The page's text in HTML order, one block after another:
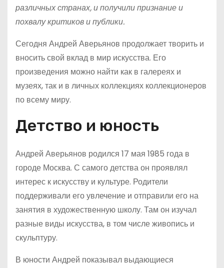
различных странах, и получили признание и
похвалу критиков и публики.
Сегодня Андрей Аверьянов продолжает творить и
вносить свой вклад в мир искусства. Его
произведения можно найти как в галереях и
музеях, так и в личных коллекциях коллекционеров
по всему миру.
Детство и юность
Андрей Аверьянов родился 17 мая 1985 года в
городе Москва. С самого детства он проявлял
интерес к искусству и культуре. Родители
поддерживали его увлечение и отправили его на
занятия в художественную школу. Там он изучал
разные виды искусства, в том числе живопись и
скульптуру.
В юности Андрей показывал выдающиеся